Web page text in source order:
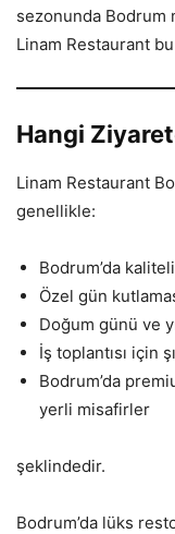
sezonunda Bodrum
Linam Restaurant
Hangi
Linam Restaurant
genellikle:
Bodrum’da
Özel gün
Doğum günü ve
İş toplantısı için
Bodrum’da
yerli misafirler
şeklindedir.
Bodrum’da lüks